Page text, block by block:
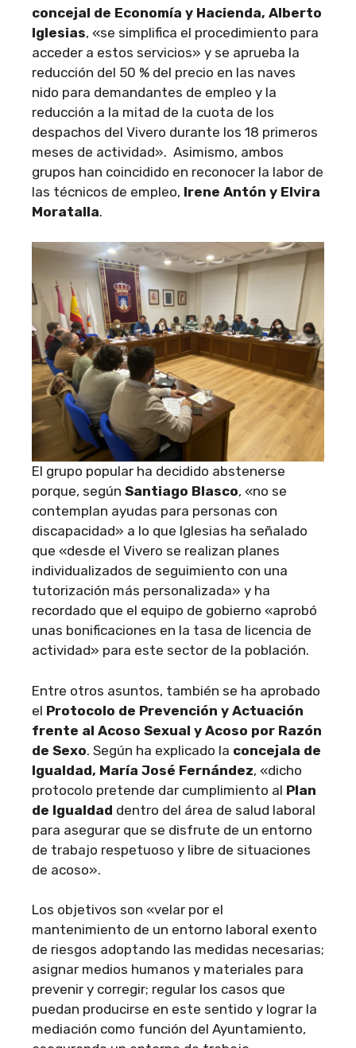
concejal de Economía y Hacienda, Alberto
Iglesias, «se simplifica el procedimiento para
acceder a estos servicios» y se aprueba la
reducción del 50 % del precio en las naves
nido para demandantes de empleo y la
reducción a la mitad de la cuota de los
despachos del Vivero durante los 18 primeros
meses de actividad». Asimismo, ambos
grupos han coincidido en reconocer la labor de
las técnicos de empleo, Irene Antón y Elvira
Moratalla.
El grupo popular ha decidido abstenerse
porque, según Santiago Blasco, «no se
contemplan ayudas para personas con
discapacidad» a lo que Iglesias ha señalado
que «desde el Vivero se realizan planes
individualizados de seguimiento con una
tutorización más personalizada» y ha
recordado que el equipo de gobierno «aprobó
unas bonificaciones en la tasa de licencia de
actividad» para este sector de la población.
Entre otros asuntos, también se ha aprobado
el Protocolo de Prevención y Actuación
frente al Acoso Sexual y Acoso por Razón
de Sexo. Según ha explicado la concejala de
Igualdad, María José Fernández, «dicho
protocolo pretende dar cumplimiento al Plan
de Igualdad dentro del área de salud laboral
para asegurar que se disfrute de un entorno
de trabajo respetuoso y libre de situaciones
de acoso».
Los objetivos son «velar por el
mantenimiento de un entorno laboral exento
de riesgos adoptando las medidas necesarias;
asignar medios humanos y materiales para
prevenir y corregir; regular los casos que
puedan producirse en este sentido y lograr la
mediación como función del Ayuntamiento,